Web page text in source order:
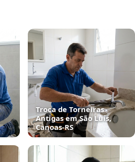
Troca de Torneiras
Antigas em São Luís,
Canoas‑RS